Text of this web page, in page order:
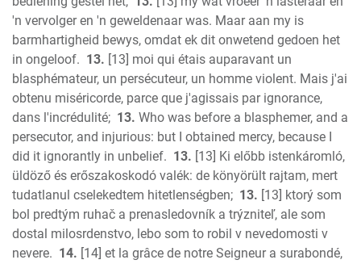
'n vervolger en 'n geweldenaar was. Maar aan my is
barmhartigheid bewys, omdat ek dit onwetend gedoen het
in ongeloof. 13. [13] moi qui étais auparavant un
blasphémateur, un persécuteur, un homme violent. Mais j'ai
obtenu miséricorde, parce que j'agissais par ignorance,
dans l'incrédulité; 13. Who was before a blasphemer, and a
persecutor, and injurious: but I obtained mercy, because I
did it ignorantly in unbelief. 13. [13] Ki előbb istenkáromló,
üldöző és erőszakoskodó valék: de könyörült rajtam, mert
tudatlanul cselekedtem hitetlenségben; 13. [13] ktorý som
bol predtým ruhač a prenasledovník a trýzniteľ, ale som
dostal milosrdenstvo, lebo som to robil v nevedomosti v
nevere. 14. [14] et la grâce de notre Seigneur a surabondé,